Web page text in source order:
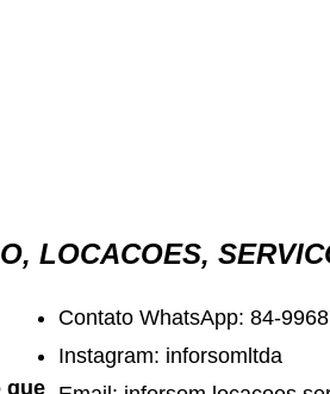
LOCACOES,
que
Contato WhatsApp: 84-
Instagram: inforsomltda